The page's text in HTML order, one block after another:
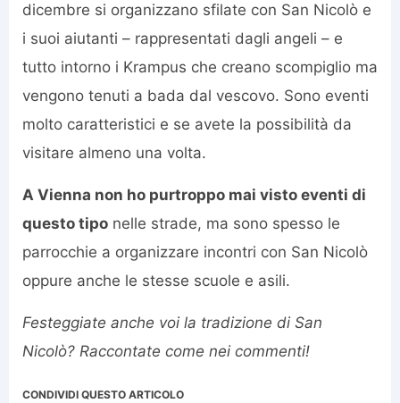
dicembre si organizzano sfilate con San Nicolò e
i suoi aiutanti – rappresentati dagli angeli – e
tutto intorno i Krampus che creano scompiglio ma
vengono tenuti a bada dal vescovo. Sono eventi
molto caratteristici e se avete la possibilità da
visitare almeno una volta.
A Vienna non ho purtroppo mai visto eventi di
questo tipo nelle strade, ma sono spesso le
parrocchie a organizzare incontri con San Nicolò
oppure anche le stesse scuole e asili.
Festeggiate anche voi la tradizione di San
Nicolò? Raccontate come nei commenti!
CONDIVIDI QUESTO ARTICOLO